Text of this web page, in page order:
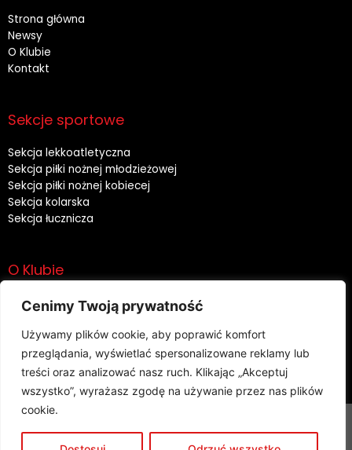
Cenimy Twoją prywatność
Używamy plików cookie, aby poprawić komfort
przeglądania, wyświetlać spersonalizowane reklamy lub
treści oraz analizować nasz ruch. Klikając „Akceptuj
wszystko”, wyrażasz zgodę na używanie przez nas plików
cookie.
Strona główna
Newsy
O Klubie
Kontakt
Sekcje sportowe
Sekcja lekkoatletyczna
Sekcja piłki nożnej młodzieżowej
Sekcja piłki nożnej kobiecej
Sekcja kolarska
Sekcja łucznicza
O Klubie
Historia
Sponsorzy
Rodo
Copyright 2023 CWKS RESOVIA | Wszelkie prawa